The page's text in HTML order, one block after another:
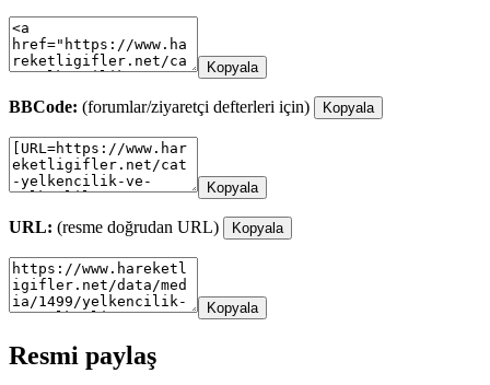
Kopyala
BBCode: (forumlar/ziyaretçi defterleri için) Kopyala
Kopyala
URL: (resme doğrudan URL) Kopyala
Kopyala
Resmi paylaş